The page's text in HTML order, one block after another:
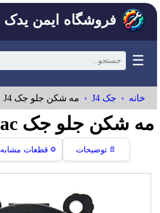
فروشگاه ایمن یدک
☰
خانه جک J4 مه شکن جلو جک J4
مه شکن جلو جک J4 Jac
📄 توضیحات ⚙️ قطعات مشابه